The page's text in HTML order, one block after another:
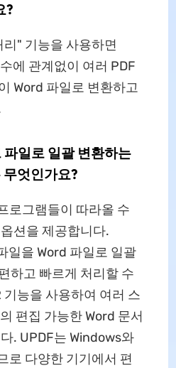
?
" 기능을 사용하면
에 관계없이 여러 PDF
Word 파일로 변환하고
일로 일괄 변환하는
엇인가요?
로그램들이 따라올 수
션을 제공합니다.
일을 Word 파일로 일괄
하고 빠르게 처리할 수
기능을 사용하여 여러 스
편집 가능한 Word 문서
. UPDF는 Windows와
로 다양한 기기에서 편